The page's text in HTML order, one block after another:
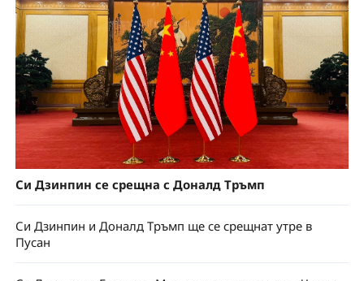
Си Дзинпин се срещна с Доналд Тръмп
Си Дзинпин и Доналд Тръмп ще се срещнат утре в
Пусан